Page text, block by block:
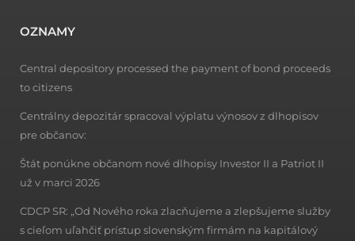
OZNAMY
Central depository processed the payment of bond proceeds
to citizens
Centrálny depozitár spracoval výplatu výnosov z dlhopisov
pre občanov:
Štát ponúkne občanom nové dlhopisy Investor II a Patriot II
už v marci 2026
CDCP SR: „Od Nového roka zlacňujeme a zlepšujeme služby
s cieľom uľahčiť prístup slovenským firmám na kapitálový